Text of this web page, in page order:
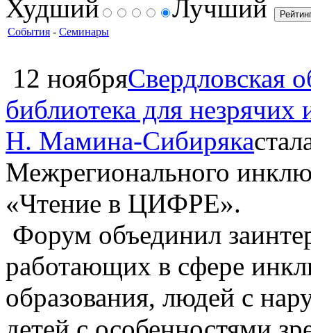
Худший Лучший
События - Семинары
12 ноябряСвердловская
библиотека для
Н. Мамина-Сибиряка
Межрегионального
«Чтение в ЦИФРЕ».
Форум объединил
работающих в сфере
образования, людей с